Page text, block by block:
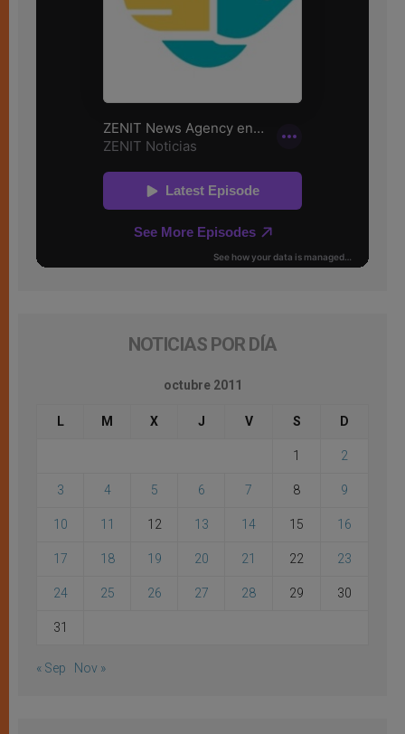
NOTICIAS POR DÍA
octubre 2011
L M X J V S D
1 2
3 4 5 6 7 8 9
10 11 12 13 14 15 16
17 18 19 20 21 22 23
24 25 26 27 28 29 30
31
« Sep Nov »